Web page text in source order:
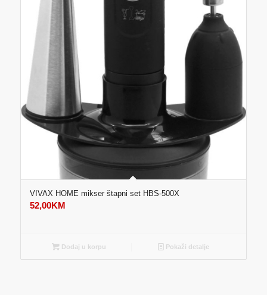
VIVAX HOME mikser štapni set HBS-500X
52,00KM
Dodaj u korpu Pokaži detalje